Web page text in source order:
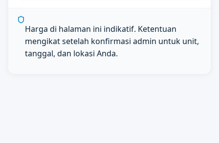
Harga di halaman ini indikatif. Ketentuan
mengikat setelah konfirmasi admin untuk unit,
tanggal, dan lokasi Anda.